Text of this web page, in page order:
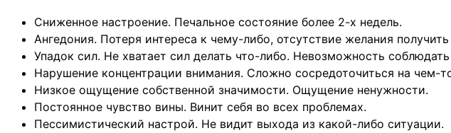
Сниженное настроение. Печальное состояние более 2-х недель.
Ангедония. Потеря интереса к чему-либо, отсутствие желания
Упадок сил. Не хватает сил делать что-либо. Невозможность
Нарушение концентрации внимания. Сложно сосредоточиться на чем-
Низкое ощущение собственной значимости. Ощущение ненужности.
Постоянное чувство вины. Винит себя во всех проблемах.
Пессимистический настрой. Не видит выхода из какой-либо ситуации.